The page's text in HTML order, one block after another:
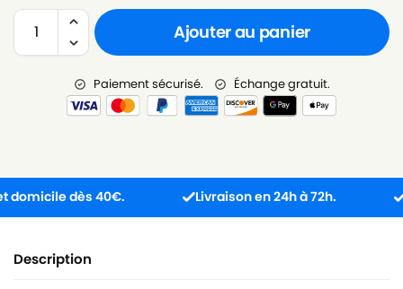
Ajouter au panier
Paiement sécurisé. Échange gratuit.
dès 40€. Livraison en 24h à 72h.
Description